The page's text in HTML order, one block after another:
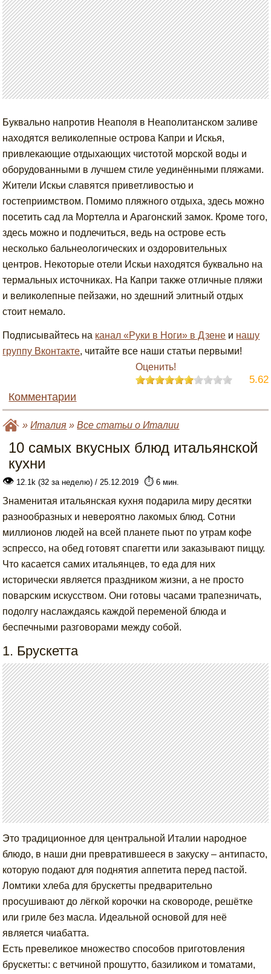
Буквально напротив Неаполя в Неаполитанском заливе
находятся великолепные острова Капри и Искья,
привлекающие отдыхающих чистотой морской воды и
оборудованными в лучшем стиле уединёнными пляжами.
Жители Искьи славятся приветливостью и
гостеприимством. Помимо пляжного отдыха, здесь можно
посетить сад ла Мортелла и Арагонский замок. Кроме того,
здесь можно и подлечиться, ведь на острове есть
несколько бальнеологических и оздоровительных
центров. Некоторые отели Искьи находятся буквально на
термальных источниках. На Капри также отличные пляжи
и великолепные пейзажи, но здешний элитный отдых
стоит немало.
Подписывайтесь на канал «Руки в Ноги» в Дзене и нашу
группу Вконтакте, читайте все наши статьи первыми!
Оценить!
5.62
Комментарии
»Италия »Все статьи о Италии
10 самых вкусных блюд итальянской
кухни
👁 12.1k (32 за неделю) / 25.12.2019 ⏱️ 6 мин.
Знаменитая итальянская кухня подарила миру десятки
разнообразных и невероятно лакомых блюд. Сотни
миллионов людей на всей планете пьют по утрам кофе
эспрессо, на обед готовят спагетти или заказывают пиццу.
Что касается самих итальянцев, то еда для них
исторически является праздником жизни, а не просто
поварским искусством. Они готовы часами трапезничать,
подолгу наслаждаясь каждой переменой блюда и
беспечными разговорами между собой.
1. Брускетта
Это традиционное для центральной Италии народное
блюдо, в наши дни превратившееся в закуску – антипасто,
которую подают для поднятия аппетита перед пастой.
Ломтики хлеба для брускетты предварительно
просушивают до лёгкой корочки на сковороде, решётке
или гриле без масла. Идеальной основой для неё
является чиабатта.
Есть превеликое множество способов приготовления
брускетты: с ветчиной прошутто, базиликом и томатами,